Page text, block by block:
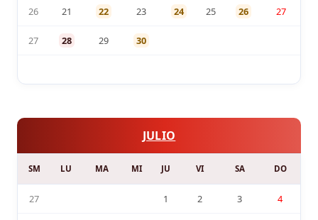
26 21 22 23 24 25 26 27
27 28 29 30
JULIO
SM LU MA MI JU VI SA DO
27 1 2 3 4